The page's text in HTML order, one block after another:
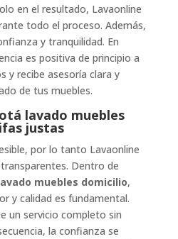
en el resultado, Lavaonline
todo el proceso. Además,
y tranquilidad. En
es positiva de principio a
y recibe asesoría clara y
de tus muebles.
lavado muebles
justas
por lo tanto Lavaonline
Dentro de
muebles domicilio,
y calidad es fundamental.
un servicio completo sin
la confianza se